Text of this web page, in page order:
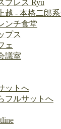
プレス Ryu
越 - 本格二郎
ンチ食堂
プス
ェ
議室
ットへ
フルサットへ